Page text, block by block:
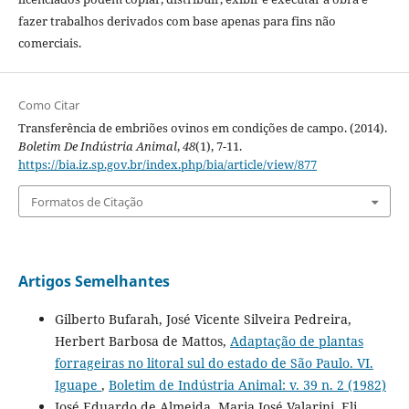
fazer trabalhos derivados com base apenas para fins não
comerciais.
Como Citar
Transferência de embriões ovinos em condições de campo. (2014).
Boletim De Indústria Animal,48(1), 7-11.
https://bia.iz.sp.gov.br/index.php/bia/article/view/877
Formatos de Citação
Artigos Semelhantes
Gilberto Bufarah, José Vicente Silveira Pedreira,
Herbert Barbosa de Mattos, Adaptação de plantas
forrageiras no litoral sul do estado de São Paulo. VI.
Iguape , Boletim de Indústria Animal: v. 39 n. 2 (1982)